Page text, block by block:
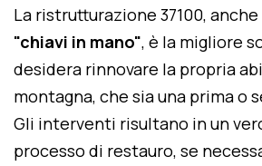
La ristrutturazione 37100,
"chiavi in mano", è la migliore
desidera rinnovare la propria
montagna, che sia una prima o
Gli interventi risultano in un
processo di restauro, se